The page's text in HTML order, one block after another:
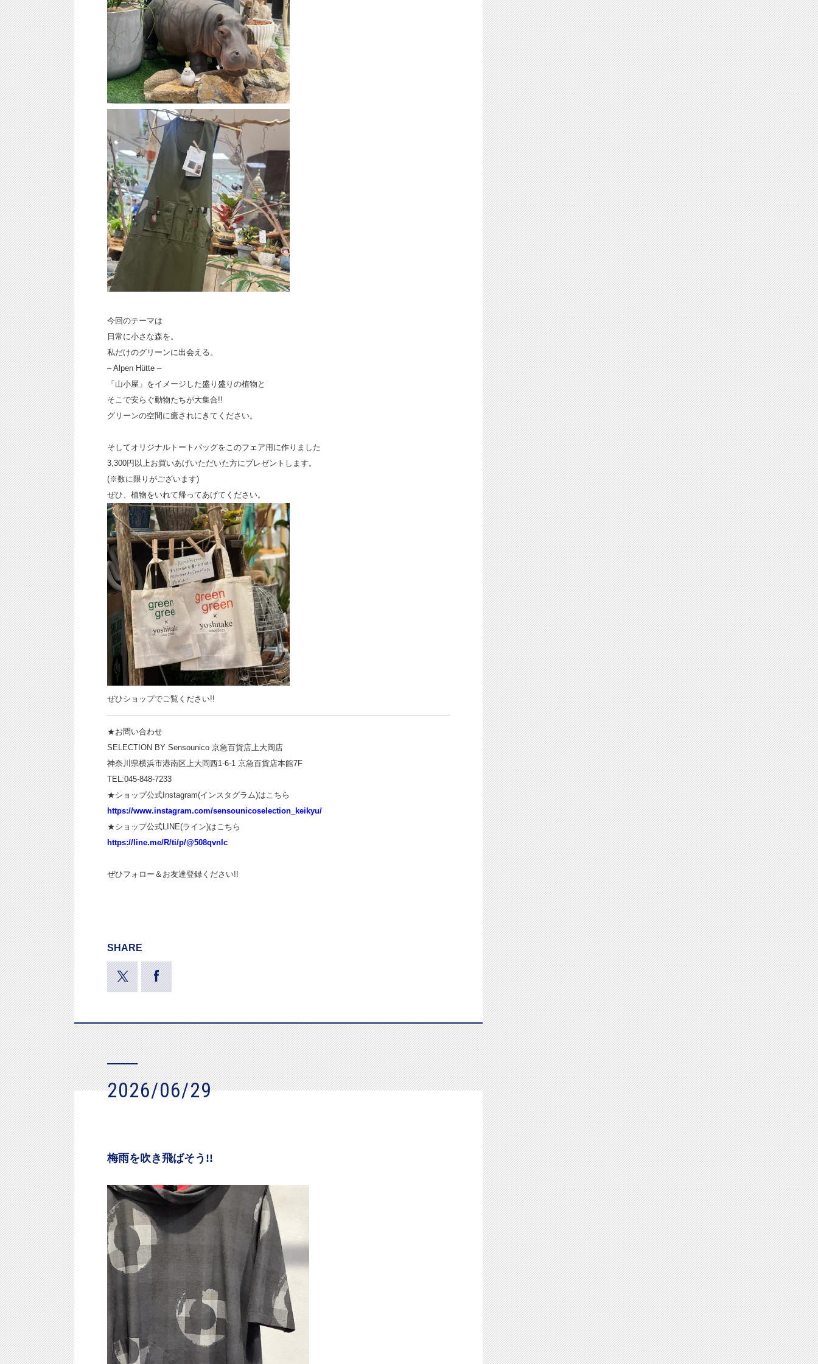
今回のテーマは
日常に小さな森を。
私だけのグリーンに出会える。
– Alpen Hütte –
「山小屋」をイメージした盛り盛りの植物と
そこで安らぐ動物たちが大集合!!
グリーンの空間に癒されにきてください。
そしてオリジナルトートバッグをこのフェア用に作りました
3,300円以上お買いあげいただいた方にプレゼントします。
(※数に限りがございます)
ぜひ、植物をいれて帰ってあげてください。
ぜひショップでご覧ください!!
★お問い合わせ
SELECTION BY Sensounico 京急百貨店上大岡店
神奈川県横浜市港南区上大岡西1-6-1 京急百貨店本館7F
TEL:045-848-7233
★ショップ公式Instagram(インスタグラム)はこちら
https://www.instagram.com/sensounicoselection_keikyu/
★ショップ公式LINE(ライン)はこちら
https://line.me/R/ti/p/@508qvnlc
ぜひフォロー＆お友達登録ください!!
SHARE
2026/06/29
梅雨を吹き飛ばそう!!